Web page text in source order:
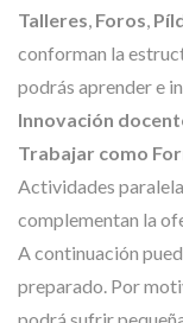
Talleres Foros
conforman la
podrás aprender e
Innovación
Trabajar como
Actividades
complementan la
A continuación
preparado. Por
podrá sufrir